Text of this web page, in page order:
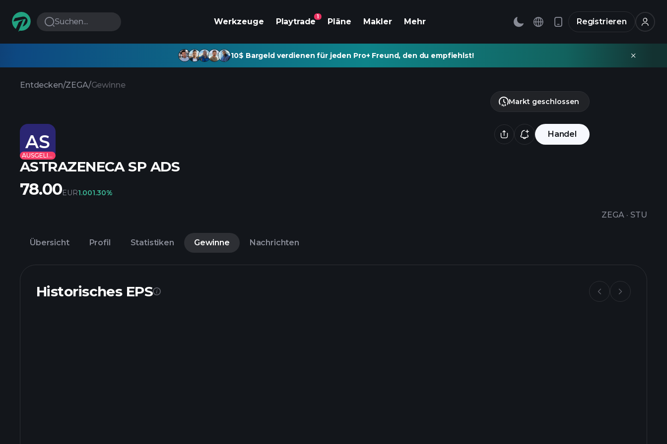
Suchen... Werkzeuge Playtrade
1
Pläne Makler Mehr Registrieren
10$ Bargeld verdienen für jeden Pro+ Freund, den du empfiehlst!
Entdecken/ZEGA/Gewinne
AS
AUSGELISTET
Handel
ASTRAZENECA SP ADS
ZEGA · STU
Markt geschlossen
78.00EUR1.001.30%
Übersicht Profil Statistiken Gewinne Nachrichten
Historisches EPS